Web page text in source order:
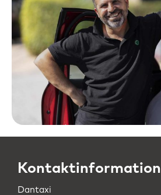
Kontaktinformation
Dantaxi